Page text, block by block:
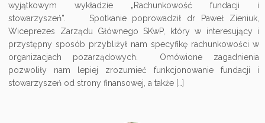
wyjątkowym wykładzie „Rachunkowość fundacji i
stowarzyszeń”. Spotkanie poprowadził dr Paweł Zieniuk,
Wiceprezes Zarządu Głównego SKwP, który w interesujący i
przystępny sposób przybliżył nam specyfikę rachunkowości w
organizacjach pozarządowych. Omówione zagadnienia
pozwoliły nam lepiej zrozumieć funkcjonowanie fundacji i
stowarzyszeń od strony finansowej, a także […]